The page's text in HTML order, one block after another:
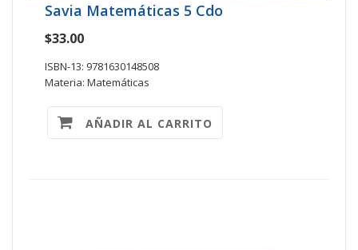
Savia Matemáticas 5 Cdo
$33.00
ISBN-13: 9781630148508
Materia: Matemáticas
AÑADIR AL CARRITO